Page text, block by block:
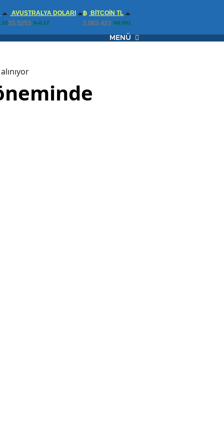
AVUSTRALYA DOLARI
33,5253 %-0.17
BITCOIN TL
3.065.423 %0.591
MENÜ